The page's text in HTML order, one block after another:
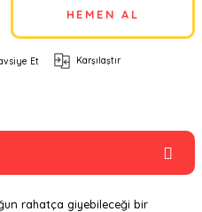
HEMEN AL
Et Karşılaştır
rahatça giyebileceği bir